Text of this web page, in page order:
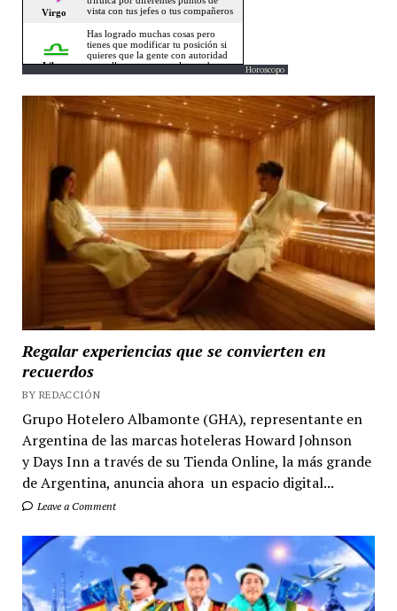
Horoscopo
Regalar experiencias que se convierten en
recuerdos
BY REDACCIÓN
Grupo Hotelero Albamonte (GHA), representante en
Argentina de las marcas hoteleras Howard Johnson
y Days Inn a través de su Tienda Online, la más grande
de Argentina, anuncia ahora un espacio digital...
Leave a Comment